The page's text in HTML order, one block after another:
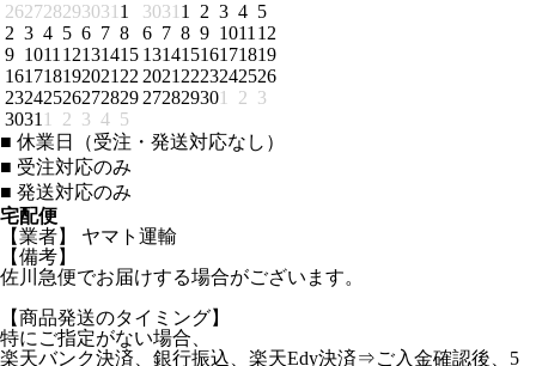
2627282930311
2 3 4 5 6 7 8
9 101112131415
16171819202122
23242526272829
30311 2 3 4 5
30311 2 3 4 5
6 7 8 9 101112
13141516171819
20212223242526
272829301 2 3
■ 休業日（受注・発送対応なし）
■ 受注対応のみ
■ 発送対応のみ
宅配便
【業者】 ヤマト運輸
【備考】
佐川急便でお届けする場合がございます。
【商品発送のタイミング】
特にご指定がない場合、
楽天バンク決済、銀行振込、楽天Edy決済⇒ご入金確認後、5